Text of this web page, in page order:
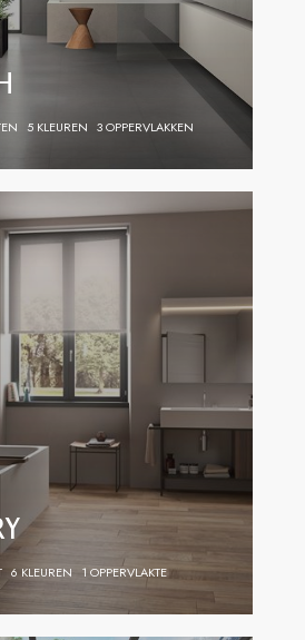
5 KLEUREN 3 OPPERVLAKKEN
6 KLEUREN 1 OPPERVLAKTE